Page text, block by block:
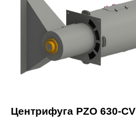
Центрифуга PZO 630-CV